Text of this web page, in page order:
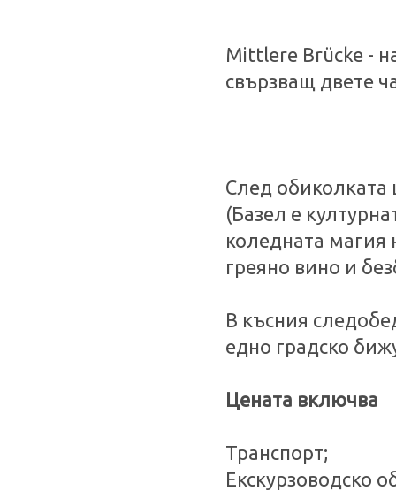
Mittlere Brücke -
свързващ двете
След обиколката
(Базел е
коледната магия
греяно вино и
В късния
едно градско
Цената включва
Транспорт;
Екскурзоводско